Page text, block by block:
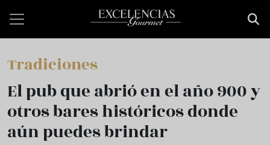
Tradiciones
El pub que abrió en el año 900 y
otros bares históricos donde
aún puedes brindar